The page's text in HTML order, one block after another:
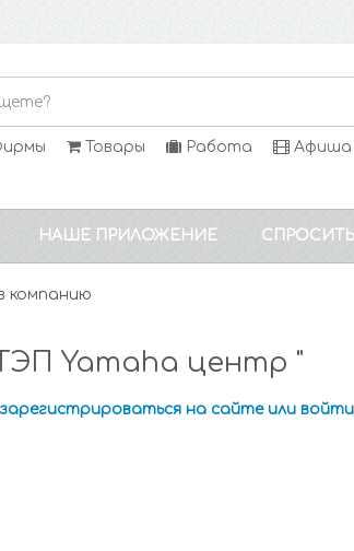
Товары Работа Афиша
НАШЕ ПРИЛОЖЕНИЕ
компанию
Yamaha центр "
зарегистрироваться на сайте или